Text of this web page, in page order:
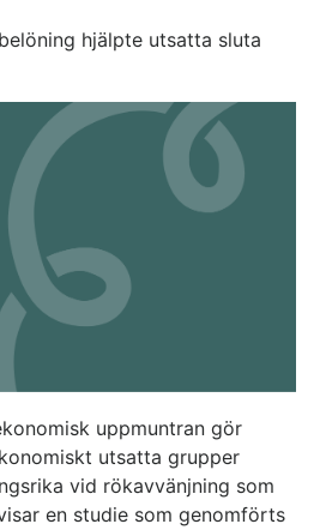
hjälpte utsatta sluta
uppmuntran gör
utsatta grupper
vid rökavvänjning som
en studie som genomförts